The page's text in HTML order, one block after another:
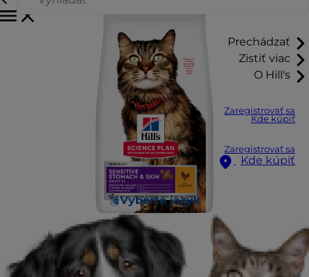
Prechádzať
Zistiť viac
O Hill's
Zaregistrovať sa
Kde kúpiť
Zaregistrovať sa
Kde kúpiť
Vyberte jazyk